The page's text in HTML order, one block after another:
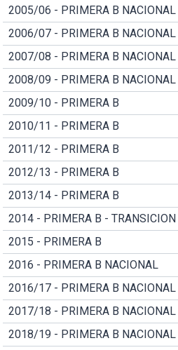
2005/06 - PRIMERA B NACIONAL
2006/07 - PRIMERA B NACIONAL
2007/08 - PRIMERA B NACIONAL
2008/09 - PRIMERA B NACIONAL
2009/10 - PRIMERA B
2010/11 - PRIMERA B
2011/12 - PRIMERA B
2012/13 - PRIMERA B
2013/14 - PRIMERA B
2014 - PRIMERA B - TRANSICION
2015 - PRIMERA B
2016 - PRIMERA B NACIONAL
2016/17 - PRIMERA B NACIONAL
2017/18 - PRIMERA B NACIONAL
2018/19 - PRIMERA B NACIONAL